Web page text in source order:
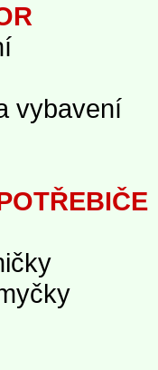
vybavení